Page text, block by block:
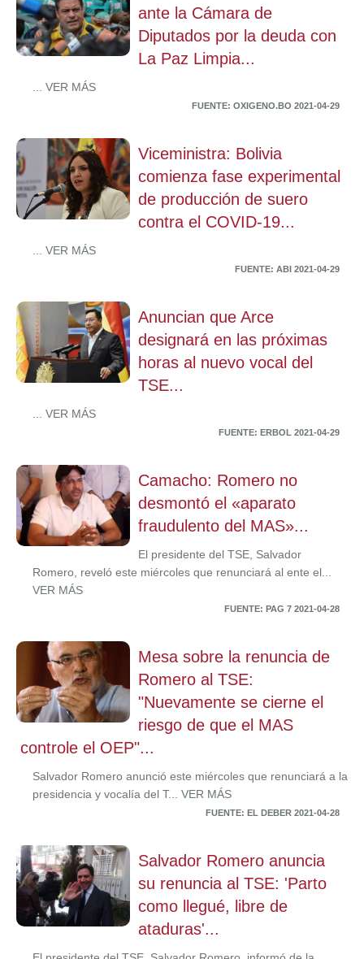
ante la Cámara de
Diputados por la deuda con
La Paz Limpia...
... VER MÁS
FUENTE: OXIGENO.BO 2021-04-29
Viceministra: Bolivia
comienza fase experimental
de producción de suero
contra el COVID-19...
... VER MÁS
FUENTE: ABI 2021-04-29
Anuncian que Arce
designará en las próximas
horas al nuevo vocal del
TSE...
... VER MÁS
FUENTE: ERBOL 2021-04-29
Camacho: Romero no
desmontó el «aparato
fraudulento del MAS»...
El presidente del TSE, Salvador
Romero, reveló este miércoles que renunciará al ente el...
VER MÁS
FUENTE: PAG 7 2021-04-28
Mesa sobre la renuncia de
Romero al TSE:
"Nuevamente se cierne el
riesgo de que el MAS
controle el OEP"...
Salvador Romero anunció este miércoles que renunciará a la
presidencia y vocalía del T... VER MÁS
FUENTE: EL DEBER 2021-04-28
Salvador Romero anuncia
su renuncia al TSE: 'Parto
como llegué, libre de
ataduras'...